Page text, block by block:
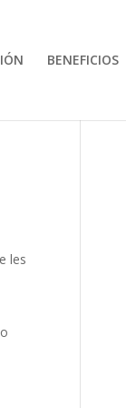
BENEFICIOS
les